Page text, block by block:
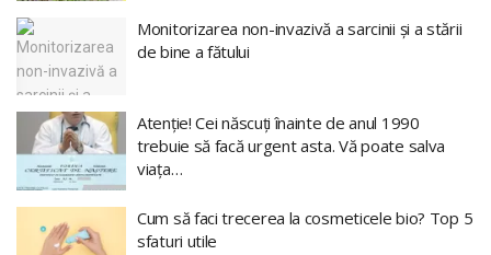
Monitorizarea non-invazivă a sarcinii și a stării
de bine a fătului
Atenție! Cei născuți înainte de anul 1990
trebuie să facă urgent asta. Vă poate salva
viața…
Cum să faci trecerea la cosmeticele bio? Top 5
sfaturi utile